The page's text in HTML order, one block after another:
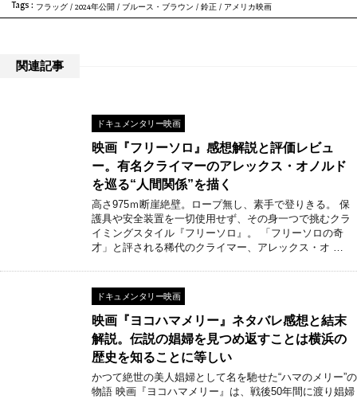
Tags : フラッグ / 2024年公開 / ブルース・ブラウン / 鈴正 / アメリカ映画
関連記事
ドキュメンタリー映画
映画『フリーソロ』感想解説と評価レビュ
ー。有名クライマーのアレックス・オノルド
を巡る“人間関係”を描く
高さ975ｍ断崖絶壁。ロープ無し、素手で登りきる。 保
護具や安全装置を一切使用せず、その身一つで挑むクラ
イミングスタイル『フリーソロ』。 「フリーソロの奇
才」と評される稀代のクライマー、アレックス・オ …
ドキュメンタリー映画
映画『ヨコハマメリー』ネタバレ感想と結末
解説。伝説の娼婦を見つめ返すことは横浜の
歴史を知ることに等しい
かつて絶世の美人娼婦として名を馳せた“ハマのメリー”の
物語 映画『ヨコハマメリー』は、戦後50年間に渡り娼婦